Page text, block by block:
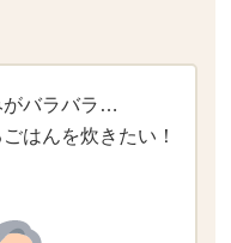
がバラバラ…
はんを炊きたい！